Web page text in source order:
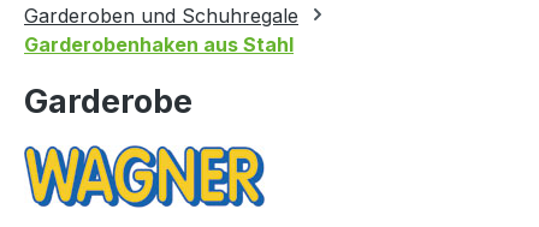
Garderoben und Schuhregale
Garderobenhaken aus Stahl
Garderobe